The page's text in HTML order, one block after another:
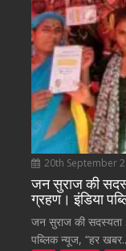
20th September
जन सुराज की
ग्रहण। इंडिया
जन सुराज की सदस्यता
पब्लिक न्यूज, “हर